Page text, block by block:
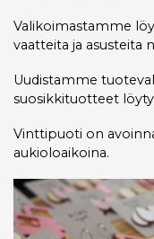
Valikoimastamme
vaatteita ja asusteita
Uudistamme
suosikkituotteet
Vinttipuoti on
aukioloaikoina.